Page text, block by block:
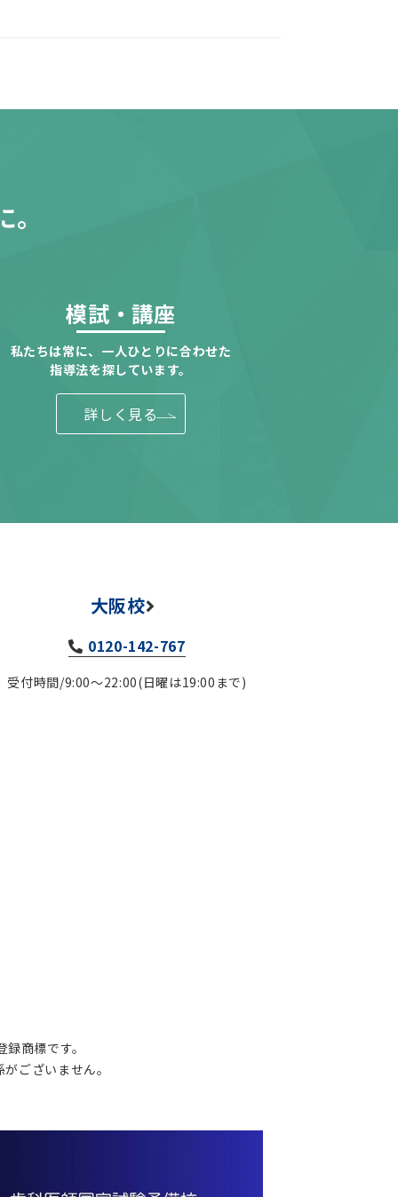
模試・講座
私たちは常に、一人ひとりに合わせた
指導法を探しています。
詳しく見る
大阪校
0120-142-767
受付時間/9:00～22:00(日曜は19:00まで)
商標です。
ございません。